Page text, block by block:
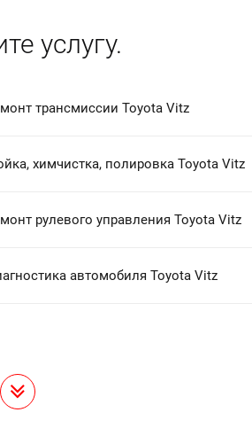
услугу.
трансмиссии Toyota Vitz
химчистка, полировка Toyota Vitz
рулевого управления Toyota Vitz
автомобиля Toyota Vitz